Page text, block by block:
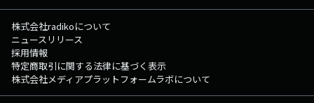
株式会社radikoについて
ニュースリリース
採用情報
特定商取引に関する法律に基づく表示
株式会社メディアプラットフォームラボについて